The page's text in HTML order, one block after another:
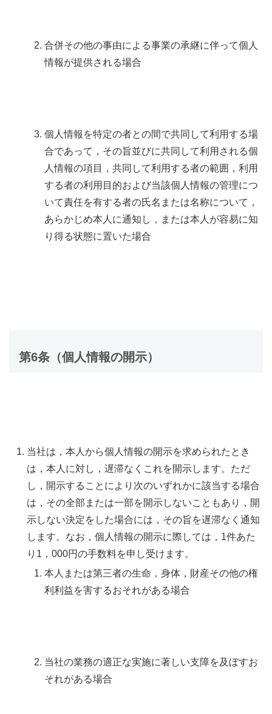
合併その他の事由による事業の承継に伴って個人
情報が提供される場合
個人情報を特定の者との間で共同して利用する場
合であって，その旨並びに共同して利用される個
人情報の項目，共同して利用する者の範囲，利用
する者の利用目的および当該個人情報の管理につ
いて責任を有する者の氏名または名称について，
あらかじめ本人に通知し，または本人が容易に知
り得る状態に置いた場合
第6条（個人情報の開示）
当社は，本人から個人情報の開示を求められたとき
は，本人に対し，遅滞なくこれを開示します。ただ
し，開示することにより次のいずれかに該当する場合
は，その全部または一部を開示しないこともあり，開
示しない決定をした場合には，その旨を遅滞なく通知
します。なお，個人情報の開示に際しては，1件あた
り1，000円の手数料を申し受けます。
本人または第三者の生命，身体，財産その他の権
利利益を害するおそれがある場合
当社の業務の適正な実施に著しい支障を及ぼすお
それがある場合